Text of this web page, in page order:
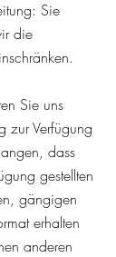
Sie
die
Sie uns
zur Verfügung
dass
gestellten
gängigen
erhalten
anderen